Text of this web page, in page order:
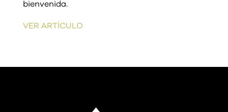
bienvenida.
VER ARTÍCULO